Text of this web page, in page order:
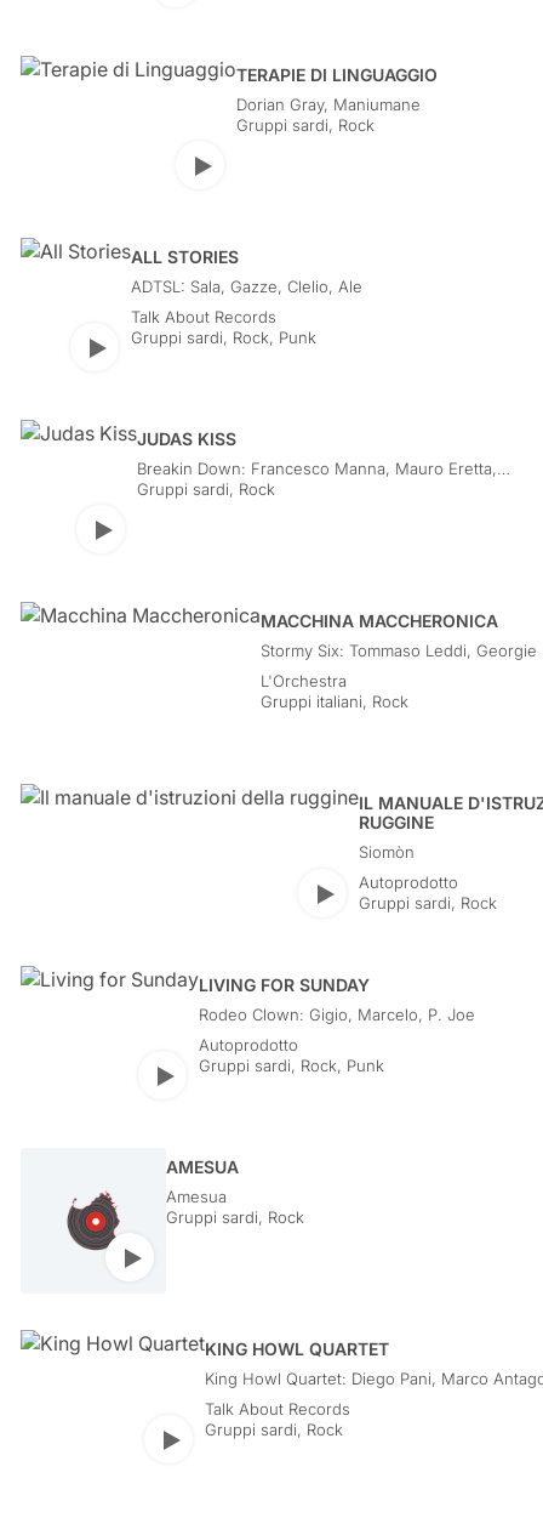
Play
TERAPIE DI LINGUAGGIO
Dorian Gray, Maniumane
Gruppi sardi, Rock
Play
ALL STORIES
ADTSL: Sala, Gazze, Clelio, Ale
Talk About Records
Gruppi sardi, Rock, Punk
Play
JUDAS KISS
Breakin Down: Francesco Manna, Mauro Eretta,
Simone Piu, Fabrizio Murgia
Gruppi sardi, Rock
MACCHINA MACCHERONICA
Stormy Six: Tommaso Leddi, Georgie
Leonardo Schiavone, Umberto Fiori,
Salvatore Garau, Pino Martini
L'Orchestra
Gruppi italiani, Rock
Play
IL MANUALE
RUGGINE
Siomòn
Autoprodotto
Gruppi sardi, Rock
Play
LIVING FOR SUNDAY
Rodeo Clown: Gigio, Marcelo, P. Joe
Autoprodotto
Gruppi sardi, Rock, Punk
Play
AMESUA
Amesua
Gruppi sardi, Rock
Play
KING HOWL QUARTET
King Howl Quartet: Diego Pani, Marco
Alesandro Cau, Damiano Fanti
Talk About Records
Gruppi sardi, Rock